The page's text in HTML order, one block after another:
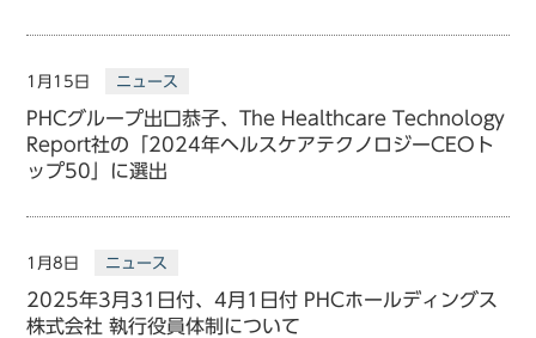
1月15日 ニュース
PHCグループ出口恭子、The Healthcare Technology
Report社の「2024年ヘルスケアテクノロジーCEOト
ップ50」に選出
1月8日 ニュース
2025年3月31日付、4月1日付 PHCホールディングス
株式会社 執行役員体制について